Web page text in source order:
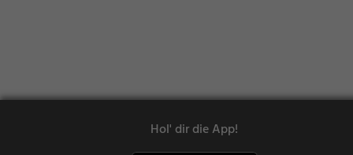
Hol' dir die App!